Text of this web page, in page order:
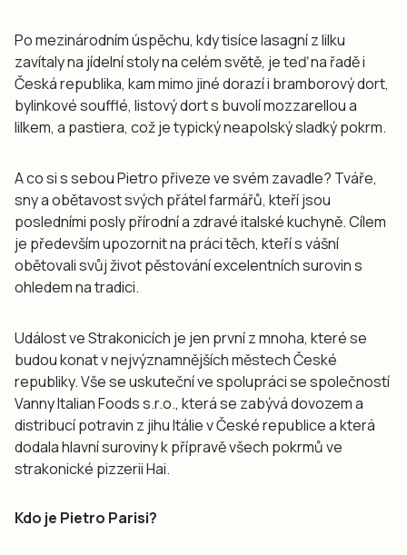
Po mezinárodním úspěchu, kdy tisíce lasagní z lilku
zavítaly na jídelní stoly na celém světě, je teď na řadě i
Česká republika, kam mimo jiné dorazí i bramborový dort,
bylinkové soufflé, listový dort s buvolí mozzarellou a
lilkem, a pastiera, což je typický neapolský sladký pokrm.
A co si s sebou Pietro přiveze ve svém zavadle? Tváře,
sny a obětavost svých přátel farmářů, kteří jsou
posledními posly přírodní a zdravé italské kuchyně. Cílem
je především upozornit na práci těch, kteří s vášní
obětovali svůj život pěstování excelentních surovin s
ohledem na tradici.
Událost ve Strakonicích je jen první z mnoha, které se
budou konat v nejvýznamnějších městech České
republiky. Vše se uskuteční ve spolupráci se společností
Vanny Italian Foods s.r.o., která se zabývá dovozem a
distribucí potravin z jihu Itálie v České republice a která
dodala hlavní suroviny k přípravě všech pokrmů ve
strakonické pizzerii Hai.
Kdo je Pietro Parisi?